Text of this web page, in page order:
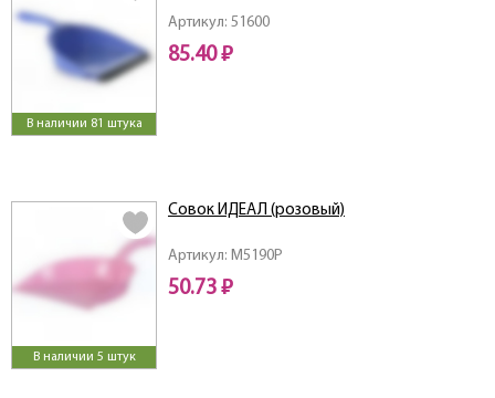
В наличии 81 штука
Артикул: 51600
85.40 ₽
В наличии 5 штук
Артикул: M5190P
Совок ИДЕАЛ (розовый)
50.73 ₽